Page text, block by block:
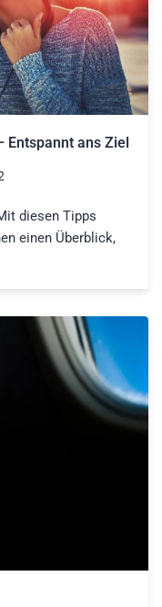
ans Ziel
diesen Tipps
einen Überblick,